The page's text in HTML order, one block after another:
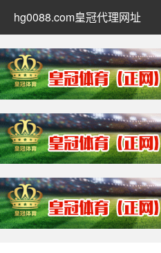
hg0088.com皇冠代理网址